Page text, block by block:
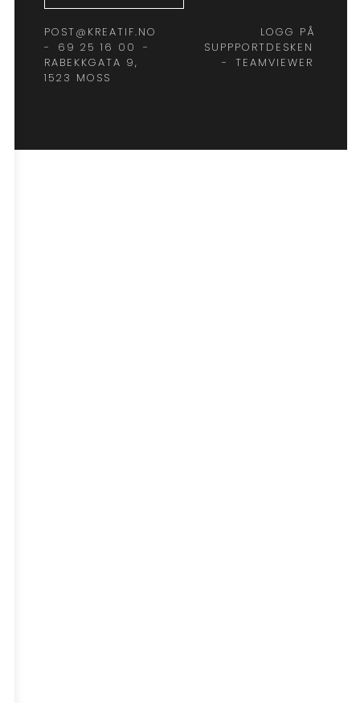
POST@KREATIF.NO
-
69 25 16 00
-
RABEKKGATA 9,
1523 MOSS
LOGG PÅ
SUPPPORTDESKEN
-
TEAMVIEWER